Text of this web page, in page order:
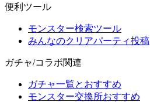
便利ツール
モンスター検索ツール
みんなのクリアパーティ投稿
ガチャ/コラボ関連
ガチャ一覧とおすすめ
モンスター交換所おすすめ